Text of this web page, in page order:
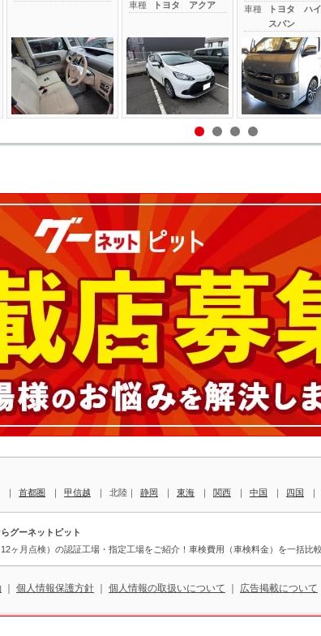
車種 トヨタ アクア 車種
トヨタ ハ
スバン
｜ 首都圏 ｜ 甲信越 ｜ 北陸｜ 静岡 ｜ 東海 ｜ 関西 ｜ 中国 ｜ 四国 ｜
グーネットピット
ヶ月点検）の認証工場・指定工場をご紹介！車検費用（車検料金）を一括比較
個人情報保護方針 個人情報の取扱いについて 広告掲載について